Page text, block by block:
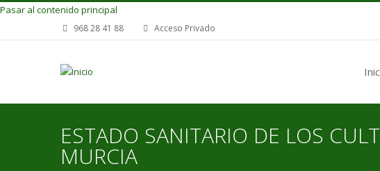
Pasar al contenido principal
968 28 41 88 Acceso Privado
ESTADO SANITARIO DE LOS
MURCIA